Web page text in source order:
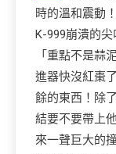
時的溫和震動
K-999崩潰的
「重點不是蒜
進器快沒紅棗
餘的東西！除
結要不要帶上
來一聲巨大的